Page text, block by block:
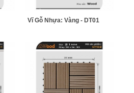
Vĩ Gỗ Nhựa: Vàng - DT01